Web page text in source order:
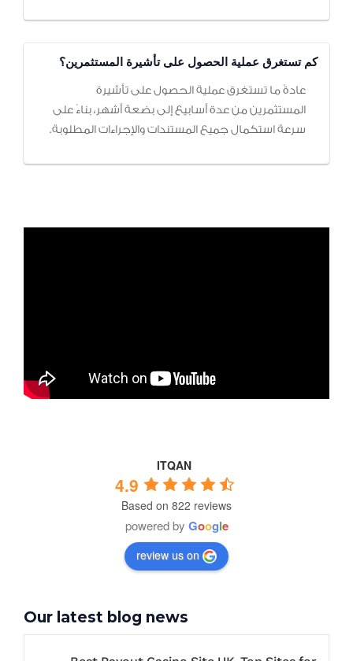
كم تستغرق عملية الحصول على تأشيرة المستثمرين؟
عادةً ما تستغرق عملية الحصول على تأشيرة
المستثمرين من عدة أسابيع إلى بضعة أشهر، بناءً على
سرعة استكمال جميع المستندات والإجراءات المطلوبة.
ITQAN
4.9
Based on 822 reviews
powered by Google
review us on
Our latest blog news